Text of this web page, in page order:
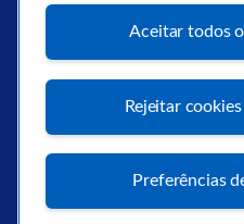
Aceitar todos
Rejeitar
Preferências